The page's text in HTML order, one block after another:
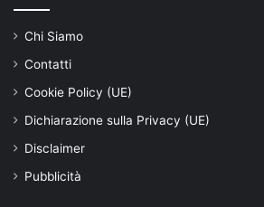
Chi Siamo
Contatti
Cookie Policy (UE)
Dichiarazione sulla Privacy (UE)
Disclaimer
Pubblicità